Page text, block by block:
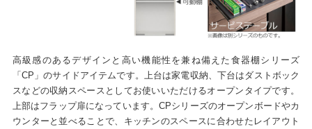
高級感のあるデザインと高い機能性を兼ね備えた食器棚シリーズ
「CP」のサイドアイテムです。上台は家電収納、下台はダストボック
スなどの収納スペースとしてお使いいただけるオープンタイプです。
上部はフラップ扉になっています。CPシリーズのオープンボードやカ
ウンターと並べることで、キッチンのスペースに合わせたレイアウト